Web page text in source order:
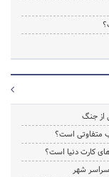
متفاوتی است؟
شهر